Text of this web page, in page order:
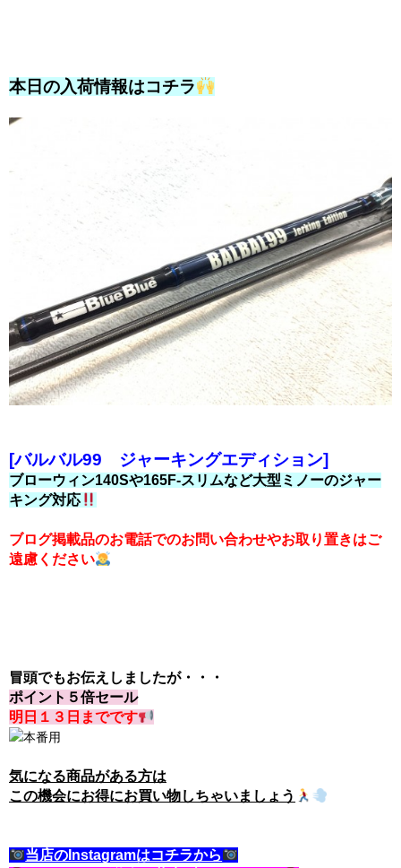
本日の入荷情報はコチラ
[バルバル99 ジャーキングエディション]
ブローウィン140Sや165F-スリムなど大型ミノーのジャー
キング対応
ブログ掲載品のお電話でのお問い合わせやお取り置きはご
遠慮ください
冒頭でもお伝えしましたが・・・
ポイント５倍セール
明日１３日までです
気になる商品がある方は
この機会にお得にお買い物しちゃいましょう
当店のInstagramはコチラから